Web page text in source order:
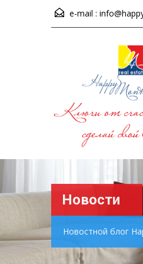
e-mail :
Новости
Новостной блог